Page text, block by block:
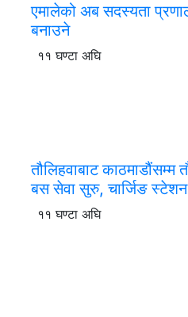
एमालेको अब सदस्यता
बनाउने
११ घण्टा अघि
तौलिहवाबाट
बस सेवा सुरु, चार्जिङ
११ घण्टा अघि